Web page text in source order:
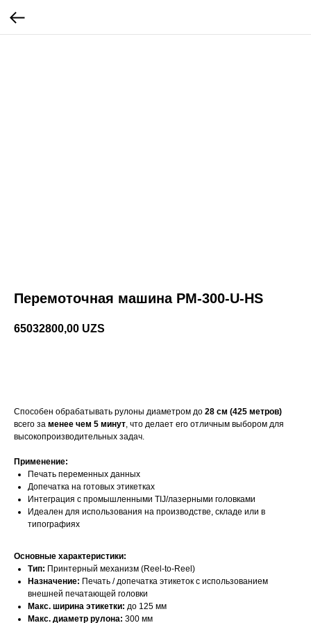
Перемоточная машина PM-300-U-HS
65032800,00 UZS
Способен обрабатывать рулоны диаметром до 28 см (425 метров)
всего за менее чем 5 минут, что делает его отличным выбором для
высокопроизводительных задач.
Применение:
Печать переменных данных
Допечатка на готовых этикетках
Интеграция с промышленными TIJ/лазерными головками
Идеален для использования на производстве, складе или в
типографиях
Основные характеристики:
Тип: Принтерный механизм (Reel-to-Reel)
Назначение: Печать / допечатка этикеток с использованием
внешней печатающей головки
Макс. ширина этикетки: до 125 мм
Макс. диаметр рулона: 300 мм